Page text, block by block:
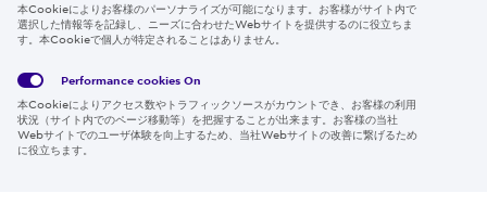
Global
Policy
サイト
約
Region & Language:
Japan | JP
本Cookieによりお客様のパーソナライズが可能になります。お客様がサイト内で
選択した情報等を記録し、ニーズに合わせたWebサイトを提供するのに役立ちま
す。本Cookieで個人が特定されることはありません。
Performance cookies On
本Cookieによりアクセス数やトラフィックソースがカウントでき、お客様の利用
状況（サイト内でのページ移動等）を把握することが出来ます。お客様の当社
Webサイトでのユーザ体験を向上するため、当社Webサイトの改善に繋げるため
に役立ちます。